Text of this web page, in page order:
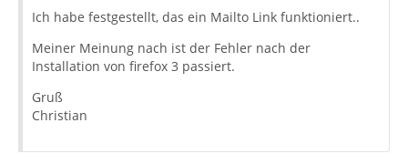
Ich habe festgestellt, das ein Mailto Link funktioniert..
Meiner Meinung nach ist der Fehler nach der
Installation von firefox 3 passiert.
Gruß
Christian